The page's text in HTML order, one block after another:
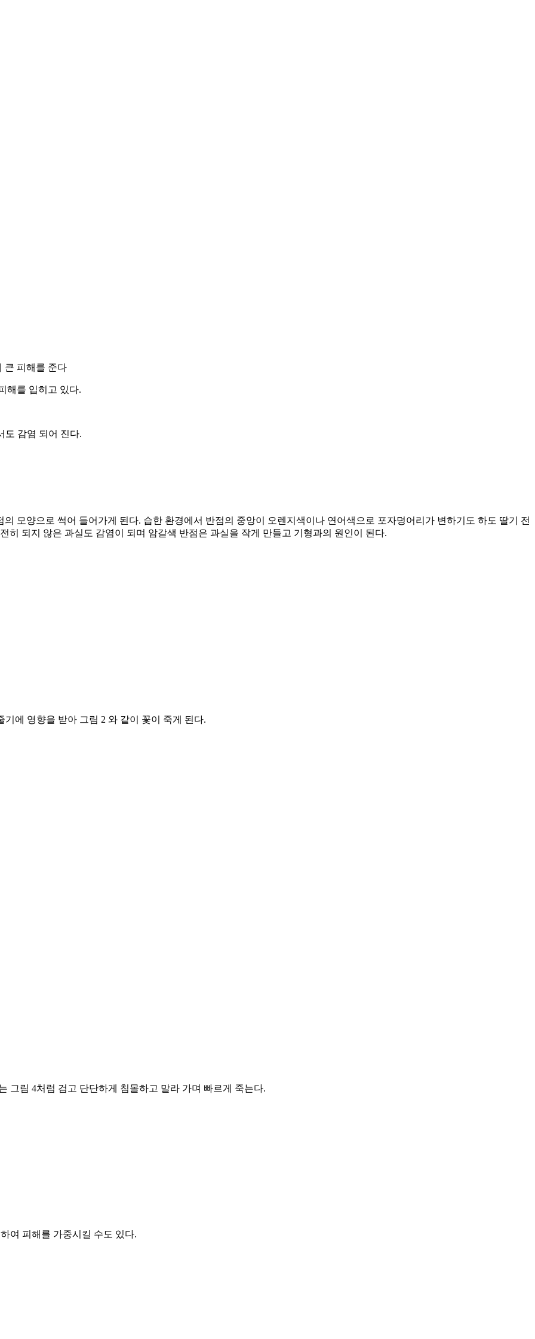
큰 피해를 준다
해를 입히고 있다.
도 감염 되어 진다.
모양으로 썩어 들어가게 된다. 습한 환경에서 반점의 중앙이 오렌지색이나 연어색으로 포자덩어리가 변하기도 하도 딸기 전
히 되지 않은 과실도 감염이 되며 암갈색 반점은 과실을 작게 만들고 기형과의 원인이 된다.
에 영향을 받아 그림 2 와 같이 꽃이 죽게 된다.
림 4처럼 검고 단단하게 침몰하고 말라 가며 빠르게 죽는다.
여 피해를 가중시킬 수도 있다.